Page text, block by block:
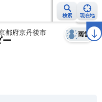
検索 現在地
警報・注意報 2週間天気 ラ
都府京丹後市
ー
雨雪
天気 台風